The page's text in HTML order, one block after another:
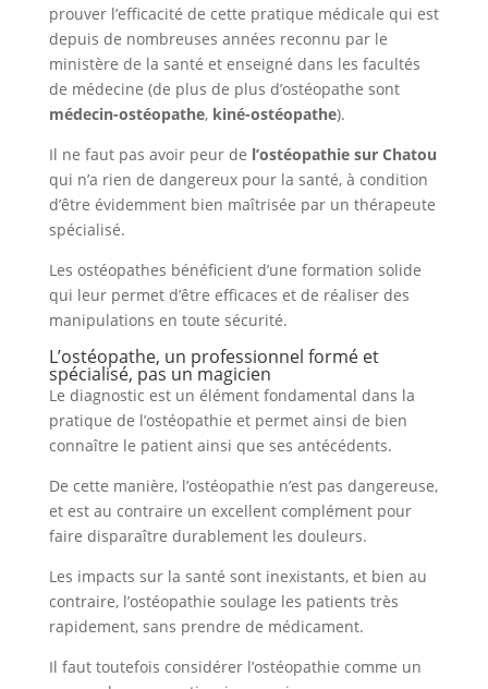
prouver l’efficacité de cette pratique médicale qui est
depuis de nombreuses années reconnu par le
ministère de la santé et enseigné dans les facultés
de médecine (de plus de plus d’ostéopathe sont
médecin-ostéopathe,kiné-ostéopathe).
Il ne faut pas avoir peur de l’ostéopathie sur Chatou
qui n’a rien de dangereux pour la santé, à condition
d’être évidemment bien maîtrisée par un thérapeute
spécialisé.
Les ostéopathes bénéficient d’une formation solide
qui leur permet d’être efficaces et de réaliser des
manipulations en toute sécurité.
L’ostéopathe, un professionnel formé et
spécialisé, pas un magicien
Le diagnostic est un élément fondamental dans la
pratique de l’ostéopathie et permet ainsi de bien
connaître le patient ainsi que ses antécédents.
De cette manière, l’ostéopathie n’est pas dangereuse,
et est au contraire un excellent complément pour
faire disparaître durablement les douleurs.
Les impacts sur la santé sont inexistants, et bien au
contraire, l’ostéopathie soulage les patients très
rapidement, sans prendre de médicament.
Il faut toutefois considérer l’ostéopathie comme un